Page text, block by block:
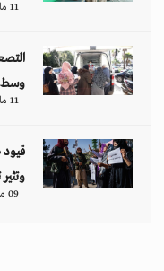
11 مارس 2026 - 11:19
وسط
11 مارس 2026 - 10:26
قيود
09 مارس 2026 - 14:09